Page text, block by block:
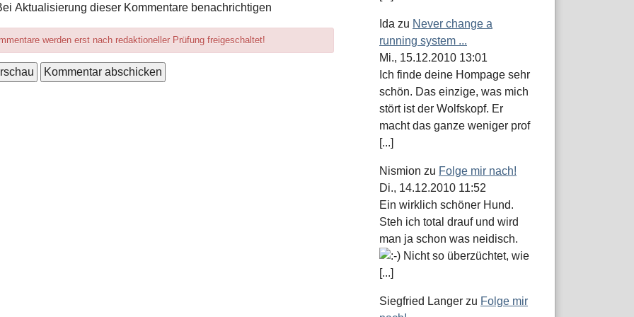
Aktualisierung dieser Kommentare benachrichtigen
werden erst nach redaktioneller Prüfung freigeschaltet!
Ida zu Never change a
running system ...
Mi., 15.12.2010 13:01
Ich finde deine Hompage sehr
schön. Das einzige, was mich
stört ist der Wolfskopf. Er
macht das ganze weniger prof
[...]
Nismion zu Folge mir nach!
Di., 14.12.2010 11:52
Ein wirklich schöner Hund.
Steh ich total drauf und wird
man ja schon was neidisch.
Nicht so überzüchtet, wie
[...]
Siegfried Langer zu Folge mir